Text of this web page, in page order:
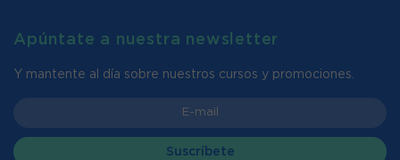
Apúntate a nuestra newsletter
Y mantente al día sobre nuestros cursos y promociones.
Suscríbete